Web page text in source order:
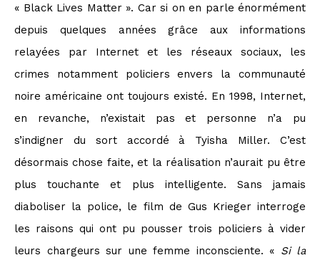
« Black Lives Matter ». Car si on en parle énormément
depuis quelques années grâce aux informations
relayées par Internet et les réseaux sociaux, les
crimes notamment policiers envers la communauté
noire américaine ont toujours existé. En 1998, Internet,
en revanche, n’existait pas et personne n’a pu
s’indigner du sort accordé à Tyisha Miller. C’est
désormais chose faite, et la réalisation n’aurait pu être
plus touchante et plus intelligente. Sans jamais
diaboliser la police, le film de Gus Krieger interroge
les raisons qui ont pu pousser trois policiers à vider
leurs chargeurs sur une femme inconsciente. « Si la